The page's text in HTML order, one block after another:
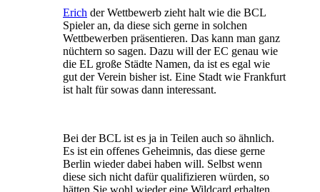
Erich der Wettbewerb zieht halt wie die BCL
Spieler an, da diese sich gerne in solchen
Wettbewerben präsentieren. Das kann man ganz
nüchtern so sagen. Dazu will der EC genau wie
die EL große Städte Namen, da ist es egal wie
gut der Verein bisher ist. Eine Stadt wie Frankfurt
ist halt für sowas dann interessant.
Bei der BCL ist es ja in Teilen auch so ähnlich.
Es ist ein offenes Geheimnis, das diese gerne
Berlin wieder dabei haben will. Selbst wenn
diese sich nicht dafür qualifizieren würden, so
hätten Sie wohl wieder eine Wildcard erhalten.